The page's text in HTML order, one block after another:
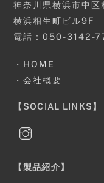
神奈川県横浜市中
横浜相生町ビル9F
電話：050-3142-
・ HOME
・会社概要
【SOCIAL LINKS】
【製品紹介】